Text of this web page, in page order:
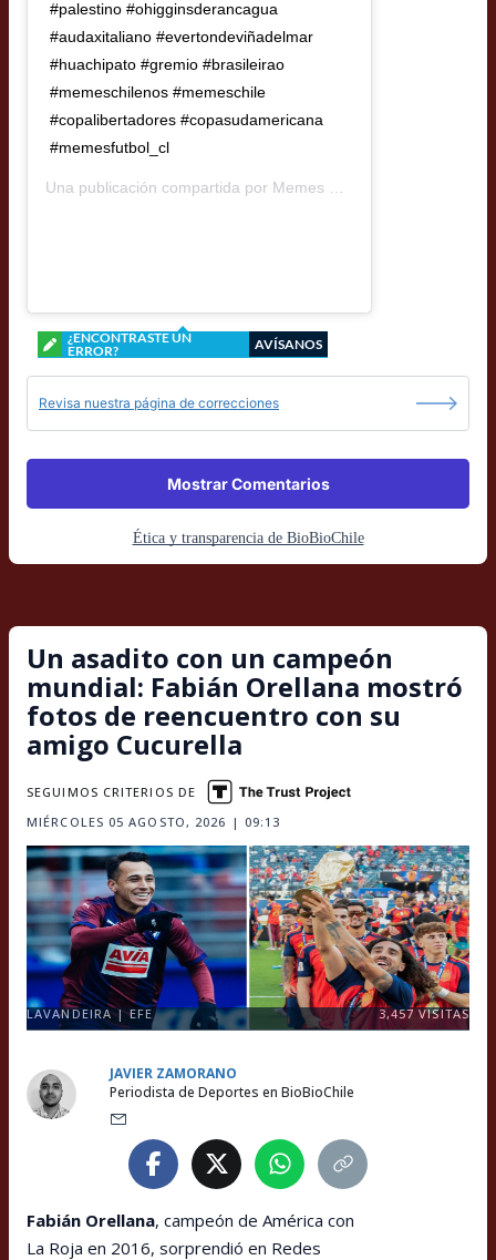
#palestino #ohigginsderancagua
#audaxitaliano #evertondeviñadelmar
#huachipato #gremio #brasileirao
#memeschilenos #memeschile
#copalibertadores #copasudamericana
#memesfutbol_cl
Una publicación compartida por Memes Futbol Chileno
¿ENCONTRASTE UN
ERROR?
AVÍSANOS
Revisa nuestra página de correcciones
Mostrar Comentarios
Ética y transparencia de BioBioChile
Un asadito con un campeón
mundial: Fabián Orellana mostró
fotos de reencuentro con su
amigo Cucurella
MIÉRCOLES 05 AGOSTO, 2026 | 09:13
SEGUIMOS CRITERIOS DE
LAVANDEIRA | EFE 3,457VISITAS
JAVIER ZAMORANO
Periodista de Deportes en BioBioChile
Fabián Orellana, campeón de América con
La Roja en 2016, sorprendió en Redes